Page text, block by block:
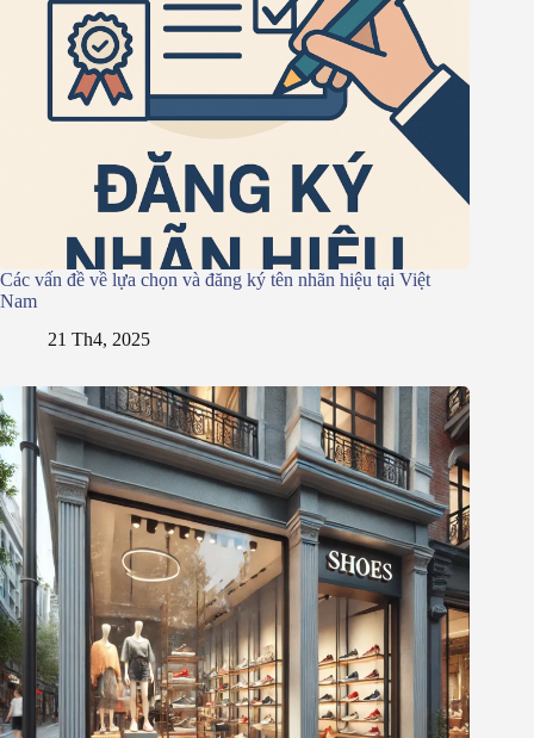
Các vấn đề về lựa chọn và đăng ký tên nhãn hiệu tại Việt
Nam
21 Th4, 2025